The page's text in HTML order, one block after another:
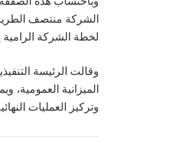
الشركة منتصف
لخطة الشركة الرامية إلى تقليص
وقالت الرئيسة
الميزانية
وتركيز العمليات